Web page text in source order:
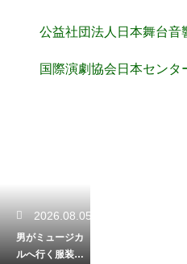
公益社団法人日本舞台音
国際演劇協会日本センタ
2026.08.05
男がミュージカ
ルへ行く服装